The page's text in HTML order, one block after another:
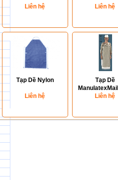
Liên hệ Liên hệ
Tạp Dề Nylon
Liên hệ
Tạp Dề
Liên hệ